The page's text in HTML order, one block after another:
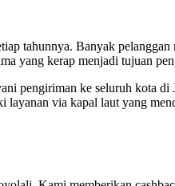
tahunnya. Banyak
yang kerap menjadi tujuan
pengiriman ke seluruh kota
via kapal laut yang